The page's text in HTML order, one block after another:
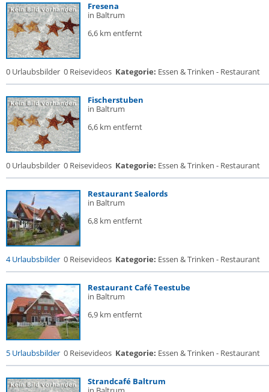
Fresena
in Baltrum
6,6 km entfernt
0 Urlaubsbilder 0 Reisevideos Kategorie: Essen & Trinken - Restaurant
Fischerstuben
in Baltrum
6,6 km entfernt
0 Urlaubsbilder 0 Reisevideos Kategorie: Essen & Trinken - Restaurant
Restaurant Sealords
in Baltrum
6,8 km entfernt
4 Urlaubsbilder 0 Reisevideos Kategorie: Essen & Trinken - Restaurant
Restaurant Café Teestube
in Baltrum
6,9 km entfernt
5 Urlaubsbilder 0 Reisevideos Kategorie: Essen & Trinken - Restaurant
Strandcafé Baltrum